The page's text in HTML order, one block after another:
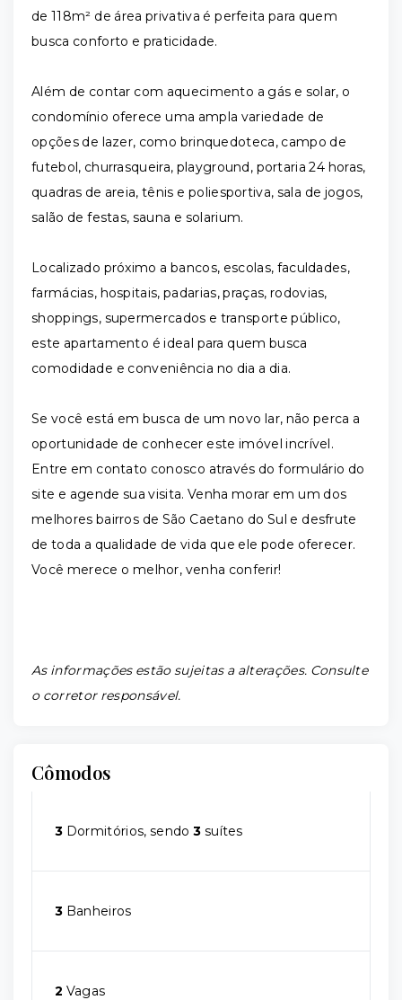
de 118m² de área privativa é perfeita para quem
busca conforto e praticidade.
Além de contar com aquecimento a gás e solar, o
condomínio oferece uma ampla variedade de
opções de lazer, como brinquedoteca, campo de
futebol, churrasqueira, playground, portaria 24 horas,
quadras de areia, tênis e poliesportiva, sala de jogos,
salão de festas, sauna e solarium.
Localizado próximo a bancos, escolas, faculdades,
farmácias, hospitais, padarias, praças, rodovias,
shoppings, supermercados e transporte público,
este apartamento é ideal para quem busca
comodidade e conveniência no dia a dia.
Se você está em busca de um novo lar, não perca a
oportunidade de conhecer este imóvel incrível.
Entre em contato conosco através do formulário do
site e agende sua visita. Venha morar em um dos
melhores bairros de São Caetano do Sul e desfrute
de toda a qualidade de vida que ele pode oferecer.
Você merece o melhor, venha conferir!
As informações estão sujeitas a alterações. Consulte
o corretor responsável.
Cômodos
3 Dormitórios, sendo3 suítes
3 Banheiros
2 Vagas